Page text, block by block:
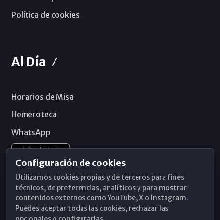
Política de cookies
Al Día
Horarios de Misa
Hemeroteca
WhatsApp
Configuración de cookies
Utilizamos cookies propias y de terceros para fines
técnicos, de preferencias, analíticos y para mostrar
contenidos externos como YouTube, X o Instagram.
Puedes aceptar todas las cookies, rechazar las